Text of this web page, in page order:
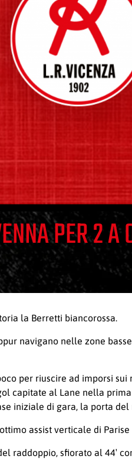
PER 2 A
la Berretti biancorossa.
navigano nelle zone
per riuscire ad imporsi
capitate al Lane nella
iniziale di gara, la porta del
assist verticale di
sfiorato al 44′